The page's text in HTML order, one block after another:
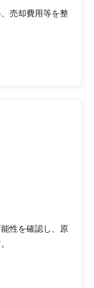
売却費用等を整
性を確認し、原